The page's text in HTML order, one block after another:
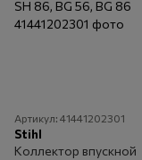
Артикул: 41441202301
Stihl
Коллектор впускной